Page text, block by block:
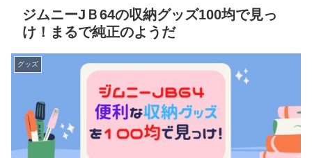
ジムニーJＢ64の収納グッズ100均で見っ
け！まるで純正のようだ
グッズ